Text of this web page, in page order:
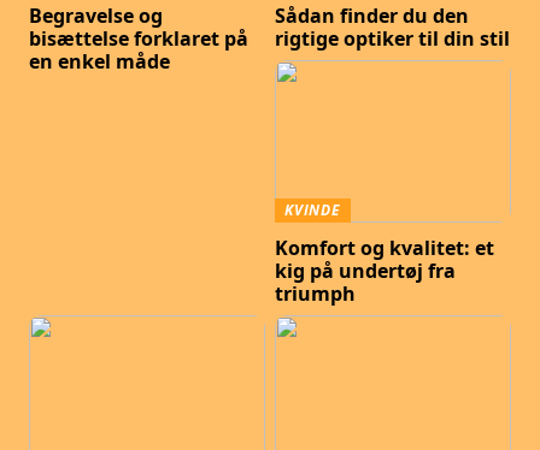
Begravelse og
bisættelse forklaret på
en enkel måde
Sådan finder du den
rigtige optiker til din stil
KVINDE
Komfort og kvalitet: et
kig på undertøj fra
triumph